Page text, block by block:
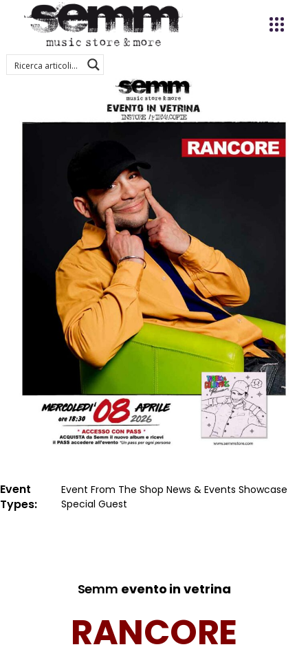
Event
Types
Event From The Shop News & Events Showcase
Special Guest
Semm evento in vetrina
RANCORE